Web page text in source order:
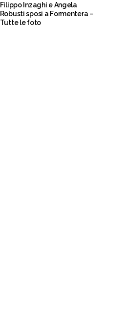
Filippo Inzaghi e Angela
Robusti sposi a Formentera –
Tutte le foto